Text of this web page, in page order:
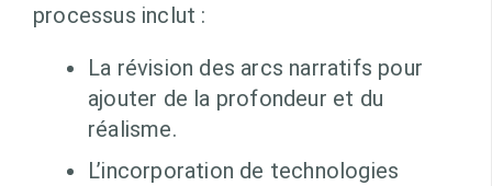
processus inclut :
La révision des arcs narratifs pour
ajouter de la profondeur et du
réalisme.
L’incorporation de technologies